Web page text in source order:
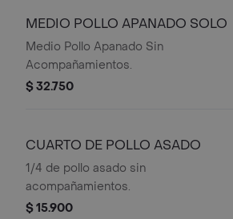
MEDIO POLLO APANADO SOLO
Medio Pollo Apanado Sin
Acompañamientos.
$ 32.750
CUARTO DE POLLO ASADO
1/4 de pollo asado sin
acompañamientos.
$ 15.900